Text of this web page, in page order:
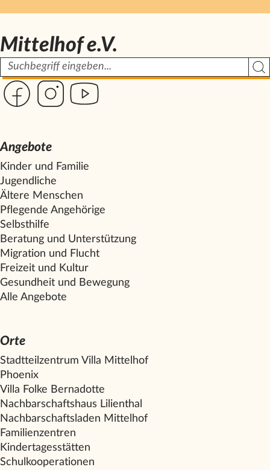
Mittelhof e.V.
Suchbegriff
Link zur Seite des Mittelhof auf Facebook
Link zur Seite des Mittelhof auf Instagram
Link zur Seite des Mittelhof auf Youtube
Angebote
Kinder und Familie
Jugendliche
Ältere Menschen
Pflegende Angehörige
Selbsthilfe
Beratung und Unterstützung
Migration und Flucht
Freizeit und Kultur
Gesundheit und Bewegung
Alle Angebote
Orte
Stadtteilzentrum Villa Mittelhof
Phoenix
Villa Folke Bernadotte
Nachbarschaftshaus Lilienthal
Nachbarschaftsladen Mittelhof
Familienzentren
Kindertagesstätten
Schulkooperationen